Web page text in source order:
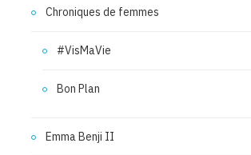
Chroniques de femmes
#VisMaVie
Bon Plan
Emma Benji II